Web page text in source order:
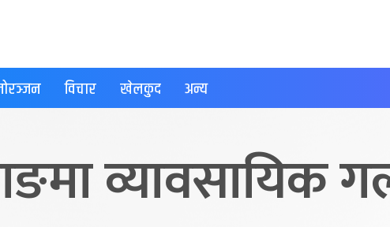
विचार खेलकुद अन्य
व्यावसायिक